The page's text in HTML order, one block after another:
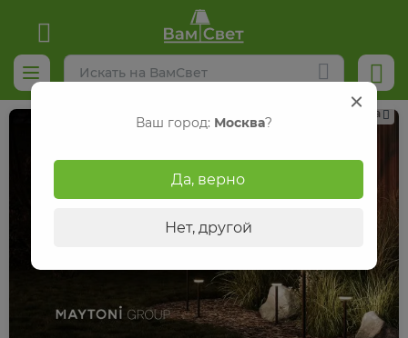
Реклама
Ваш город: Москва?
Да, верно
Нет, другой